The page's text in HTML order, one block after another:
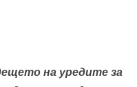
на уредите за